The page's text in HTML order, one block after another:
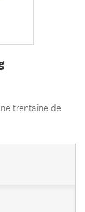
trentaine de